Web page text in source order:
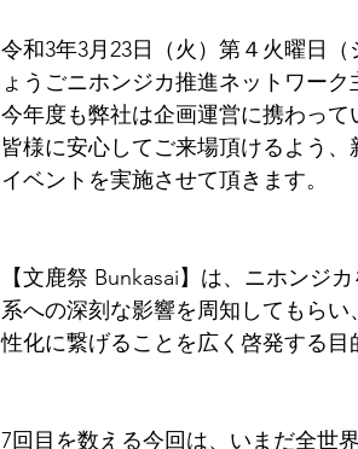
令和3年3月23日（火）第４火曜日
ょうごニホンジカ推進ネットワーク
今年度も弊社は企画運営に携わって
皆様に安心してご来場頂けるよう
イベントを実施させて頂きます。
【文鹿祭 Bunkasai】は、ニホンジ
系への深刻な影響を周知してもら
性化に繋げることを広く啓発する目
7回目を数える今回は、いまだ全世